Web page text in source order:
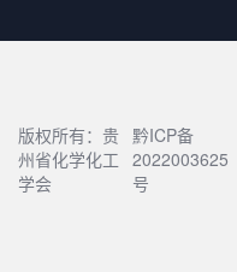
版权所有：贵
州省化学化工
学会
黔ICP备
2022003625
号